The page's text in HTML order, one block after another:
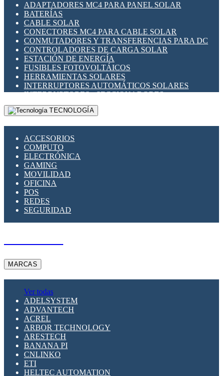
ADAPTADORES MC4 PARA PANEL SOLAR
BATERÍAS
CABLE SOLAR
CONECTORES MC4 PARA CABLE SOLAR
CONMUTADORES Y TRANSFERENCIAS PARA DC
CONTROLADORES DE CARGA SOLAR
ESTACIÓN DE ENERGÍA
FUSIBLES FOTOVOLTÁICOS
HERRAMIENTAS SOLARES
INTERRUPTORES AUTOMÁTICOS SOLARES
INTERRUPTORES - SECCIONADORES
FOTOVOLTÁICOS
MONTAJE PANEL SOLAR
SUPRESOR DE TRANSIENTES SPDS PARA
APLICACIONES FOTOVOLTAICAS
TECNOLOGÍA
ACCESORIOS
COMPUTO
ELECTRÓNICA
GAMING
MOVILIDAD
OFICINA
POS
REDES
SEGURIDAD
MARCAS
Ver todas
ADELSYSTEM
ADVANTECH
ACREL
ARBOR TECHNOLOGY
ARESTECH
BANANA PI
CNLINKO
ETI
HELTEC AUTOMATION